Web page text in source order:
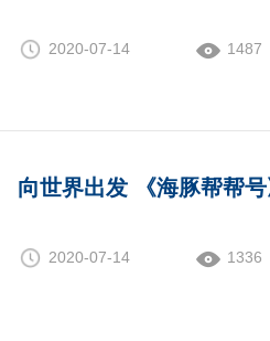
2020-07-14 1487
向世界出发 《海豚帮帮
2020-07-14 1336